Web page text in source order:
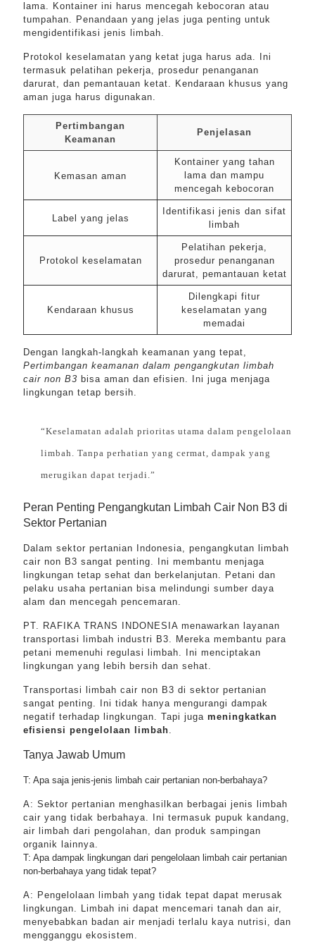
lama. Kontainer ini harus mencegah kebocoran atau
tumpahan. Penandaan yang jelas juga penting untuk
mengidentifikasi jenis limbah.
Protokol keselamatan yang ketat juga harus ada. Ini
termasuk pelatihan pekerja, prosedur penanganan
darurat, dan pemantauan ketat. Kendaraan khusus yang
aman juga harus digunakan.
Pertimbangan
Keamanan
Penjelasan
Kemasan aman
Kontainer yang tahan
lama dan mampu
mencegah kebocoran
Label yang jelas
Identifikasi jenis dan sifat
limbah
Protokol keselamatan
Pelatihan pekerja,
prosedur penanganan
darurat, pemantauan ketat
Kendaraan khusus
Dilengkapi fitur
keselamatan yang
memadai
Dengan langkah-langkah keamanan yang tepat,
Pertimbangan keamanan dalam pengangkutan limbah
cair non B3 bisa aman dan efisien. Ini juga menjaga
lingkungan tetap bersih.
“Keselamatan adalah prioritas utama dalam pengelolaan
limbah. Tanpa perhatian yang cermat, dampak yang
merugikan dapat terjadi.”
Peran Penting Pengangkutan Limbah Cair Non B3 di
Sektor Pertanian
Dalam sektor pertanian Indonesia, pengangkutan limbah
cair non B3 sangat penting. Ini membantu menjaga
lingkungan tetap sehat dan berkelanjutan. Petani dan
pelaku usaha pertanian bisa melindungi sumber daya
alam dan mencegah pencemaran.
PT. RAFIKA TRANS INDONESIA menawarkan layanan
transportasi limbah industri B3. Mereka membantu para
petani memenuhi regulasi limbah. Ini menciptakan
lingkungan yang lebih bersih dan sehat.
Transportasi limbah cair non B3 di sektor pertanian
sangat penting. Ini tidak hanya mengurangi dampak
negatif terhadap lingkungan. Tapi juga meningkatkan
efisiensi pengelolaan limbah.
Tanya Jawab Umum
T: Apa saja jenis-jenis limbah cair pertanian non-berbahaya?
A: Sektor pertanian menghasilkan berbagai jenis limbah
cair yang tidak berbahaya. Ini termasuk pupuk kandang,
air limbah dari pengolahan, dan produk sampingan
organik lainnya.
T: Apa dampak lingkungan dari pengelolaan limbah cair pertanian
non-berbahaya yang tidak tepat?
A: Pengelolaan limbah yang tidak tepat dapat merusak
lingkungan. Limbah ini dapat mencemari tanah dan air,
menyebabkan badan air menjadi terlalu kaya nutrisi, dan
mengganggu ekosistem.